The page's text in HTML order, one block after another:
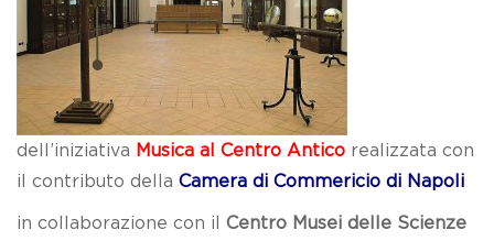
dell’iniziativa Musica al Centro Antico realizzata con
il contributo della Camera di Commericio di Napoli
in collaborazione con il Centro Musei delle Scienze